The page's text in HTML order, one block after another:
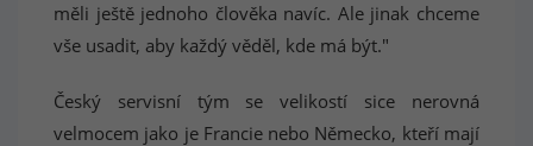
měli ještě jednoho člověka navíc. Ale jinak chceme
vše usadit, aby každý věděl, kde má být."
Český servisní tým se velikostí sice nerovná
velmocem jako je Francie nebo Německo, kteří mají